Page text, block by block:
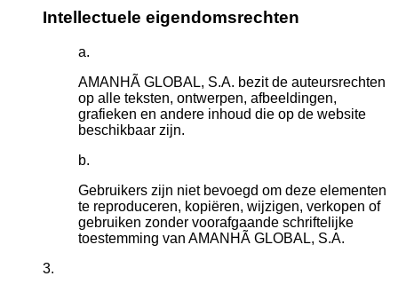
Intellectuele eigendomsrechten
AMANHÃ GLOBAL, S.A. bezit de auteursrechten
op alle teksten, ontwerpen, afbeeldingen,
grafieken en andere inhoud die op de website
beschikbaar zijn.
Gebruikers zijn niet bevoegd om deze elementen
te reproduceren, kopiëren, wijzigen, verkopen of
gebruiken zonder voorafgaande schriftelijke
toestemming van AMANHÃ GLOBAL, S.A.